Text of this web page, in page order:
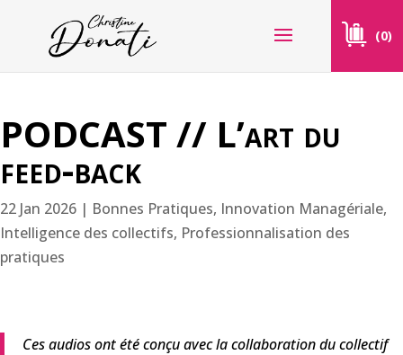
(0)
PODCAST // L’art du
feed-back
22 Jan 2026 | Bonnes Pratiques, Innovation Managériale,
Intelligence des collectifs, Professionnalisation des
pratiques
Ces audios ont été conçu avec la collaboration du collectif